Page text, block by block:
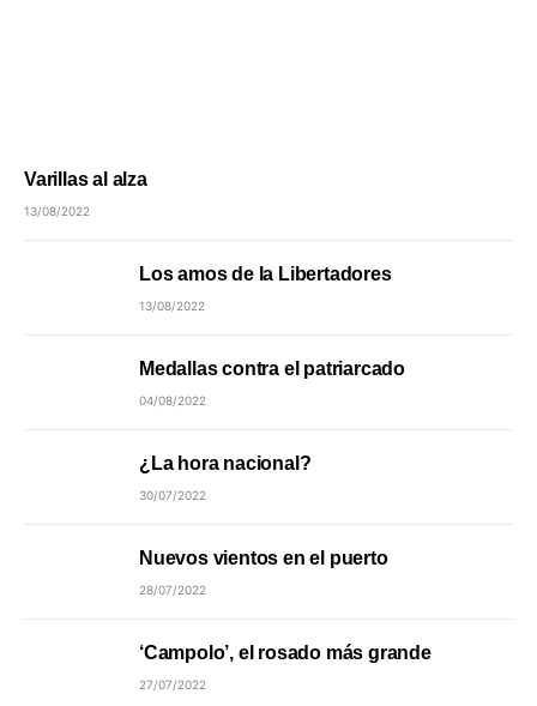
Varillas al alza
13/08/2022
Los amos de la Libertadores
13/08/2022
Medallas contra el patriarcado
04/08/2022
¿La hora nacional?
30/07/2022
Nuevos vientos en el puerto
28/07/2022
‘Campolo’, el rosado más grande
27/07/2022